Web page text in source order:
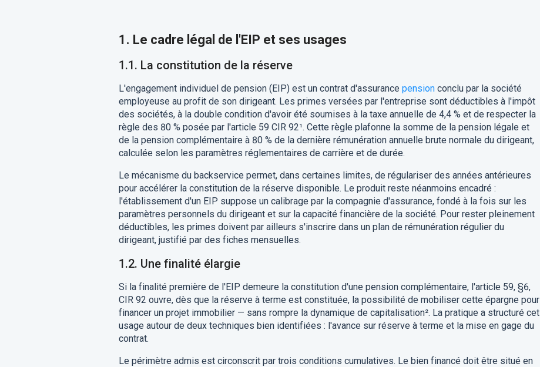
1. Le cadre légal de l'EIP et ses usages
1.1. La constitution de la réserve
L'engagement individuel de pension (EIP) est un contrat d'assurance pensionconclu par la société
employeuse au profit de son dirigeant. Les primes versées par l'entreprise sont déductibles à l'impôt
des sociétés, à la double condition d'avoir été soumises à la taxe annuelle de 4,4 % et de respecter la
règle des 80 % posée par l'article 59 CIR 92¹. Cette règle plafonne la somme de la pension légale et
de la pension complémentaire à 80 % de la dernière rémunération annuelle brute normale du dirigeant,
calculée selon les paramètres réglementaires de carrière et de durée.
Le mécanisme du backservice permet, dans certaines limites, de régulariser des années antérieures
pour accélérer la constitution de la réserve disponible. Le produit reste néanmoins encadré :
l'établissement d'un EIP suppose un calibrage par la compagnie d'assurance, fondé à la fois sur les
paramètres personnels du dirigeant et sur la capacité financière de la société. Pour rester pleinement
déductibles, les primes doivent par ailleurs s'inscrire dans un plan de rémunération régulier du
dirigeant, justifié par des fiches mensuelles.
1.2. Une finalité élargie
Si la finalité première de l'EIP demeure la constitution d'une pension complémentaire, l'article 59, §6,
CIR 92 ouvre, dès que la réserve à terme est constituée, la possibilité de mobiliser cette épargne pour
financer un projet immobilier — sans rompre la dynamique de capitalisation². La pratique a structuré cet
usage autour de deux techniques bien identifiées : l'avance sur réserve à terme et la mise en gage du
contrat.
Le périmètre admis est circonscrit par trois conditions cumulatives. Le bien financé doit être situé en